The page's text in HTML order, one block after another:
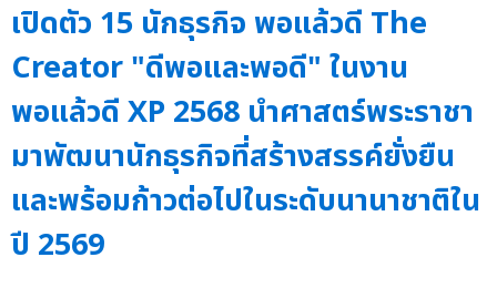
เปิดตัว 15 นักธุรกิจ พอแล้วดี The
Creator "ดีพอและพอดี" ในงาน
พอแล้วดี XP 2568 นำศาสตร์พระราชา
มาพัฒนานักธุรกิจที่สร้างสรรค์ยั่งยืน
และพร้อมก้าวต่อไปในระดับนานาชาติใน
ปี 2569